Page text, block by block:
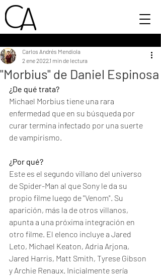
"Morbius" de Daniel Espinosa
Carlos Andrés Mendiola
2 ene 20221 min de lectura
¿De qué trata?
Michael Morbius tiene una rara
enfermedad que en su búsqueda por
curar termina infectado por una suerte
de vampirismo.
¿Por qué?
Este es el segundo villano del universo
de Spider-Man al que Sony le da su
propio filme luego de "Venom". Su
aparición, más la de otros villanos,
apunta a una próxima integración en
otro filme. El elenco incluye a Jared
Leto, Michael Keaton, Adria Arjona,
Jared Harris, Matt Smith, Tyrese Gibson
y Archie Renaux. Inicialmente sería